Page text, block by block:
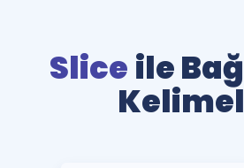
Slice ile